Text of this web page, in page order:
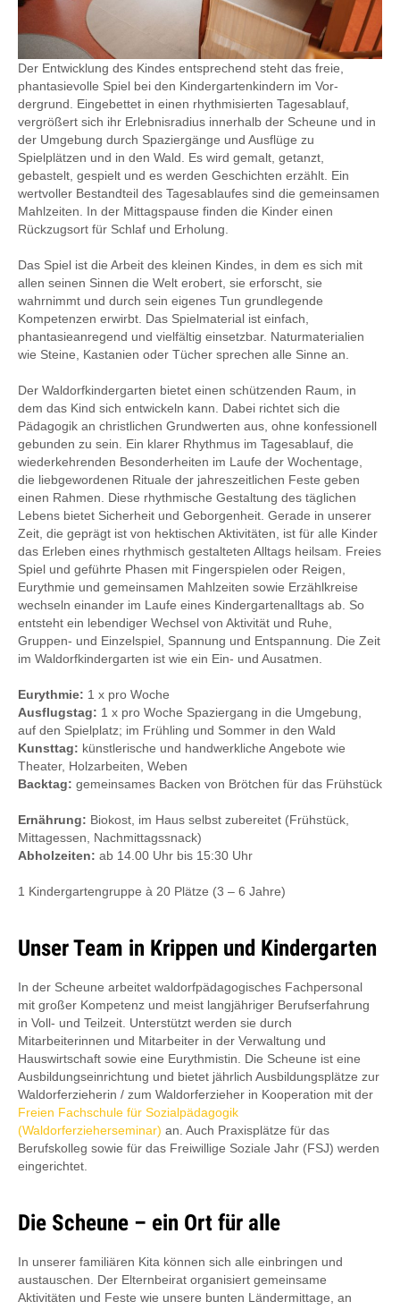
Der Entwicklung des Kindes entsprechend steht das freie,
phantasievolle Spiel bei den Kindergartenkindern im Vor­
dergrund. Eingebettet in einen rhythmisierten Tagesablauf,
vergrößert sich ihr Erlebnisradius innerhalb der Scheune und in
der Umgebung durch Spaziergänge und Ausflüge zu
Spielplätzen und in den Wald. Es wird gemalt, getanzt,
gebastelt, gespielt und es werden Geschichten erzählt. Ein
wertvoller Bestandteil des Tagesablaufes sind die gemeinsamen
Mahlzeiten. In der Mittagspause finden die Kinder einen
Rückzugsort für Schlaf und Erholung.
Das Spiel ist die Arbeit des kleinen Kindes, in dem es sich mit
allen seinen Sinnen die Welt erobert, sie erforscht, sie
wahrnimmt und durch sein eigenes Tun grundlegende
Kompetenzen erwirbt. Das Spielmaterial ist einfach,
phantasieanregend und vielfältig einsetzbar. Naturmaterialien
wie Steine, Kastanien oder Tücher sprechen alle Sinne an.
Der Waldorfkindergarten bietet einen schützenden Raum, in
dem das Kind sich entwickeln kann. Dabei richtet sich die
Pädagogik an christlichen Grundwerten aus, ohne konfessionell
gebunden zu sein. Ein klarer Rhythmus im Tagesablauf, die
wiederkehrenden Besonderheiten im Laufe der Wochentage,
die liebgewordenen Rituale der jahreszeitlichen Feste geben
einen Rahmen. Diese rhythmische Gestaltung des täglichen
Lebens bietet Sicherheit und Geborgenheit. Gerade in unserer
Zeit, die geprägt ist von hektischen Aktivitäten, ist für alle Kinder
das Erleben eines rhythmisch gestalteten Alltags heilsam. Freies
Spiel und geführte Phasen mit Fingerspielen oder Reigen,
Eurythmie und gemeinsamen Mahlzeiten sowie Erzählkreise
wechseln einander im Laufe eines Kindergartenalltags ab. So
entsteht ein lebendiger Wechsel von Aktivität und Ruhe,
Gruppen- und Einzelspiel, Spannung und Entspannung. Die Zeit
im Waldorfkindergarten ist wie ein Ein- und Ausatmen.
Eurythmie: 1 x pro Woche
Ausflugstag: 1 x pro Woche Spaziergang in die Umgebung,
auf den Spielplatz; im Frühling und Sommer in den Wald
Kunsttag: künstlerische und handwerkliche Angebote wie
Theater, Holzarbeiten, Weben
Backtag: gemeinsames Backen von Brötchen für das Frühstück
Ernährung: Biokost, im Haus selbst zubereitet (Frühstück,
Mittagessen, Nachmittagssnack)
Abholzeiten: ab 14.00 Uhr bis 15:30 Uhr
1 Kindergartengruppe à 20 Plätze (3 – 6 Jahre)
Unser Team in Krippen und Kindergarten
In der Scheune arbeitet waldorfpädagogisches Fachpersonal
mit großer Kompetenz und meist langjähriger Berufserfahrung
in Voll- und Teilzeit. Unterstützt werden sie durch
Mitarbeiterinnen und Mitarbeiter in der Verwaltung und
Hauswirtschaft sowie eine Eurythmistin. Die Scheune ist eine
Ausbildungseinrichtung und bietet jährlich Ausbildungsplätze zur
Waldorferzieherin / zum Waldorferzieher in Kooperation mit der
Freien Fachschule für Sozialpädagogik
(Waldorferzieherseminar) an. Auch Praxisplätze für das
Berufskolleg sowie für das Freiwillige Soziale Jahr (FSJ) werden
eingerichtet.
Die Scheune – ein Ort für alle
In unserer familiären Kita können sich alle einbringen und
austauschen. Der Elternbeirat organisiert gemeinsame
Aktivitäten und Feste wie unsere bunten Ländermittage, an